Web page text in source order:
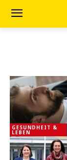
GESUNDHEIT &
LEBEN